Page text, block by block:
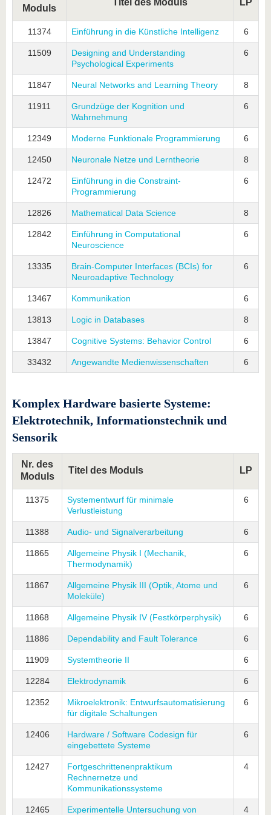
Moduls
Titel des Moduls LP
11374 Einführung in die Künstliche Intelligenz 6
11509
Designing and Understanding
Psychological Experiments
6
11847 Neural Networks and Learning Theory 8
11911
Grundzüge der Kognition und
Wahrnehmung
6
12349 Moderne Funktionale Programmierung 6
12450 Neuronale Netze und Lerntheorie 8
12472
Einführung in die Constraint-
Programmierung
6
12826 Mathematical Data Science 8
12842
Einführung in Computational
Neuroscience
6
13335
Brain-Computer Interfaces (BCIs) for
Neuroadaptive Technology
6
13467 Kommunikation 6
13813 Logic in Databases 8
13847 Cognitive Systems: Behavior Control 6
33432 Angewandte Medienwissenschaften 6
Komplex Hardware basierte Systeme:
Elektrotechnik, Informationstechnik und
Sensorik
Nr. des
Moduls
Titel des Moduls LP
11375
Systementwurf für minimale
Verlustleistung
6
11388 Audio- und Signalverarbeitung 6
11865
Allgemeine Physik I (Mechanik,
Thermodynamik)
6
11867
Allgemeine Physik III (Optik, Atome und
Moleküle)
6
11868 Allgemeine Physik IV (Festkörperphysik) 6
11886 Dependability and Fault Tolerance 6
11909 Systemtheorie II 6
12284 Elektrodynamik 6
12352
Mikroelektronik: Entwurfsautomatisierung
für digitale Schaltungen
6
12406
Hardware / Software Codesign für
eingebettete Systeme
6
12427
Fortgeschrittenenpraktikum
Rechnernetze und
Kommunikationssysteme
4
12465 Experimentelle Untersuchung von 4